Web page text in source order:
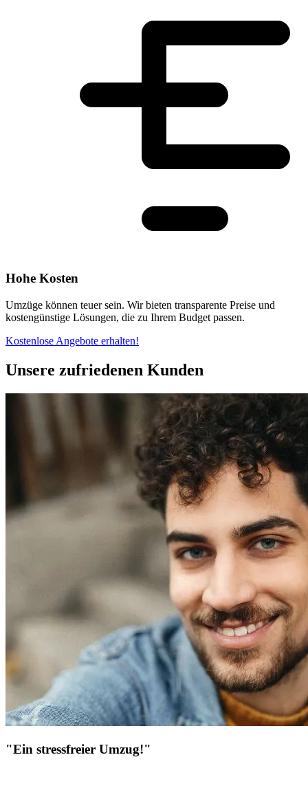
Hohe Kosten
Umzüge können teuer sein. Wir bieten transparente Preise und
kostengünstige Lösungen, die zu Ihrem Budget passen.
Kostenlose Angebote erhalten!
Unsere zufriedenen Kunden
"Ein stressfreier Umzug!"